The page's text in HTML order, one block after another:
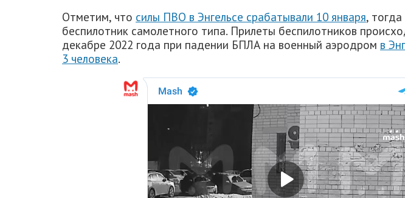
Отметим, что силы ПВО в Энгельсе срабатывали 10 января,
беспилотник самолетного типа. Прилеты беспилотников
декабре 2022 года при падении БПЛА на военный аэродром в
3 человека.